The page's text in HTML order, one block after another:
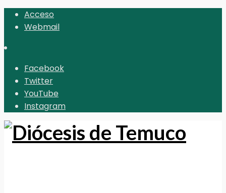
Acceso
Webmail
Facebook
Twitter
YouTube
Instagram